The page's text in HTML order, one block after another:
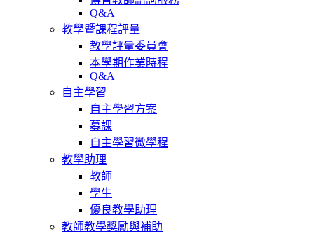
Q&A
教學暨課程評量
教學評量委員會
本學期作業時程
Q&A
自主學習
自主學習方案
募課
自主學習微學程
教學助理
教師
學生
優良教學助理
教師教學獎勵與補助